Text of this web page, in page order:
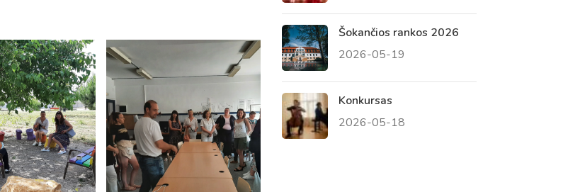
Šokančios rankos 2026
2026-05-19
Konkursas
2026-05-18